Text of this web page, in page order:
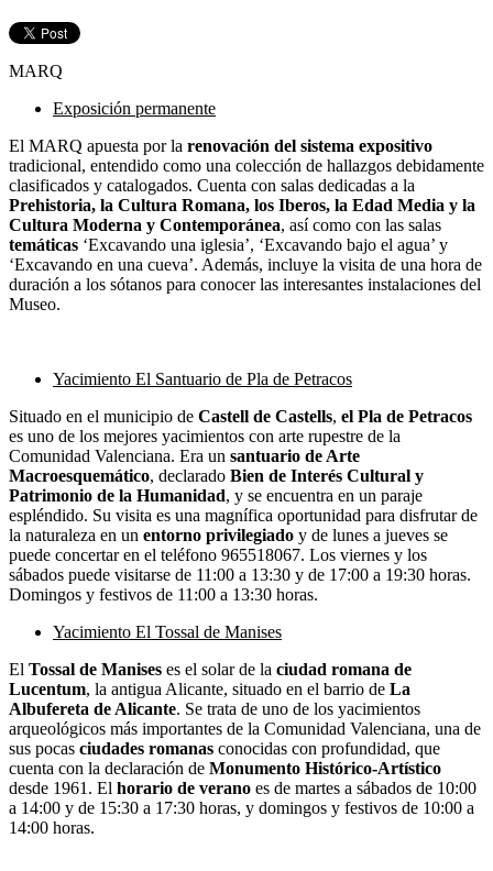
MARQ
Exposición permanente
El MARQ apuesta por la renovación del sistema expositivo
tradicional, entendido como una colección de hallazgos debidamente
clasificados y catalogados. Cuenta con salas dedicadas a la
Prehistoria, la Cultura Romana, los Iberos, la Edad Media y la
Cultura Moderna y Contemporánea, así como con las salas
temáticas ‘Excavando una iglesia’, ‘Excavando bajo el agua’ y
‘Excavando en una cueva’. Además, incluye la visita de una hora de
duración a los sótanos para conocer las interesantes instalaciones del
Museo.
Yacimiento El Santuario de Pla de Petracos
Situado en el municipio de Castell de Castells, el Pla de Petracos
es uno de los mejores yacimientos con arte rupestre de la
Comunidad Valenciana. Era un santuario de Arte
Macroesquemático, declarado Bien de Interés Cultural y
Patrimonio de la Humanidad, y se encuentra en un paraje
espléndido. Su visita es una magnífica oportunidad para disfrutar de
la naturaleza en un entorno privilegiado y de lunes a jueves se
puede concertar en el teléfono 965518067. Los viernes y los
sábados puede visitarse de 11:00 a 13:30 y de 17:00 a 19:30 horas.
Domingos y festivos de 11:00 a 13:30 horas.
Yacimiento El Tossal de Manises
El Tossal de Manises es el solar de la ciudad romana de
Lucentum, la antigua Alicante, situado en el barrio de La
Albufereta de Alicante. Se trata de uno de los yacimientos
arqueológicos más importantes de la Comunidad Valenciana, una de
sus pocas ciudades romanas conocidas con profundidad, que
cuenta con la declaración de Monumento Histórico-Artístico
desde 1961. El horario de verano es de martes a sábados de 10:00
a 14:00 y de 15:30 a 17:30 horas, y domingos y festivos de 10:00 a
14:00 horas.